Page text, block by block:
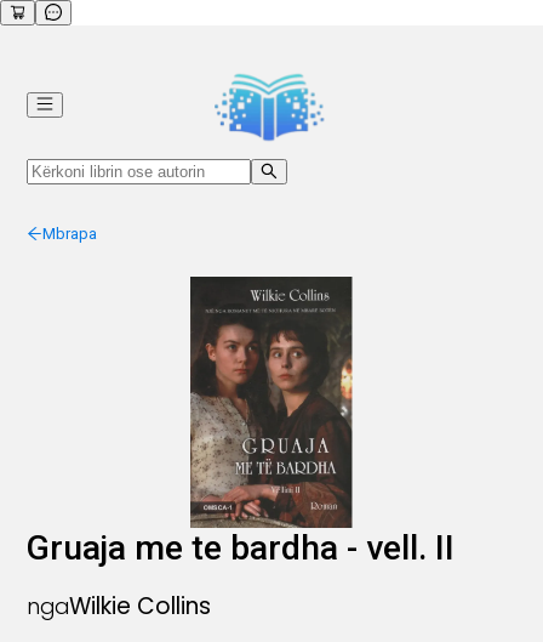
Mbrapa
Gruaja me te bardha - vell. II
ngaWilkie Collins